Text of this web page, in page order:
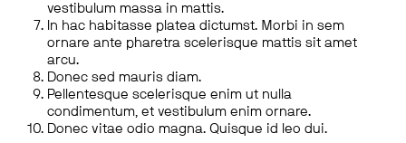
vestibulum massa in mattis.
In hac habitasse platea dictumst. Morbi in sem
ornare ante pharetra scelerisque mattis sit amet
arcu.
Donec sed mauris diam.
Pellentesque scelerisque enim ut nulla
condimentum, et vestibulum enim ornare.
Donec vitae odio magna. Quisque id leo dui.